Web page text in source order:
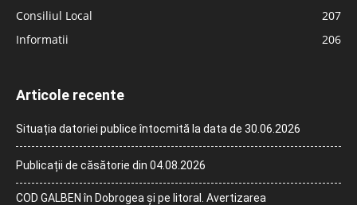
Consiliul Local
207
Informatii
206
Articole recente
Situația datoriei publice întocmită la data de 30.06.2026
Publicații de căsătorie din 04.08.2026
COD GALBEN în Dobrogea și pe litoral. Avertizarea